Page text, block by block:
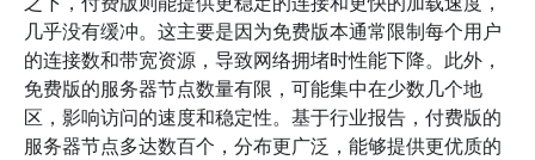
几乎没有缓冲。这主要是因为免费版本通常限制每个用户
的连接数和带宽资源，导致网络拥堵时性能下降。此外，
免费版的服务器节点数量有限，可能集中在少数几个地
区，影响访问的速度和稳定性。基于行业报告，付费版的
服务器节点多达数百个，分布更广泛，能够提供更优质的